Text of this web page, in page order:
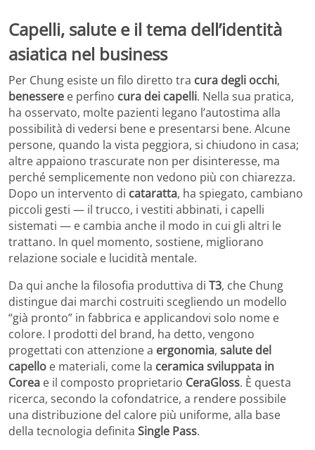
Capelli, salute e il tema dell’identità
asiatica nel business
Per Chung esiste un filo diretto tra cura degli occhi,
benessere e perfino cura dei capelli. Nella sua pratica,
ha osservato, molte pazienti legano l’autostima alla
possibilità di vedersi bene e presentarsi bene. Alcune
persone, quando la vista peggiora, si chiudono in casa;
altre appaiono trascurate non per disinteresse, ma
perché semplicemente non vedono più con chiarezza.
Dopo un intervento di cataratta, ha spiegato, cambiano
piccoli gesti — il trucco, i vestiti abbinati, i capelli
sistemati — e cambia anche il modo in cui gli altri le
trattano. In quel momento, sostiene, migliorano
relazione sociale e lucidità mentale.
Da qui anche la filosofia produttiva di T3, che Chung
distingue dai marchi costruiti scegliendo un modello
“già pronto” in fabbrica e applicandovi solo nome e
colore. I prodotti del brand, ha detto, vengono
progettati con attenzione a ergonomia, salute del
capello e materiali, come la ceramica sviluppata in
Corea e il composto proprietario CeraGloss. È questa
ricerca, secondo la cofondatrice, a rendere possibile
una distribuzione del calore più uniforme, alla base
della tecnologia definita Single Pass.